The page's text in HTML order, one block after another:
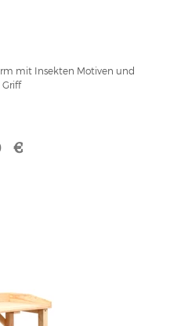
mit Insekten Motiven und
€